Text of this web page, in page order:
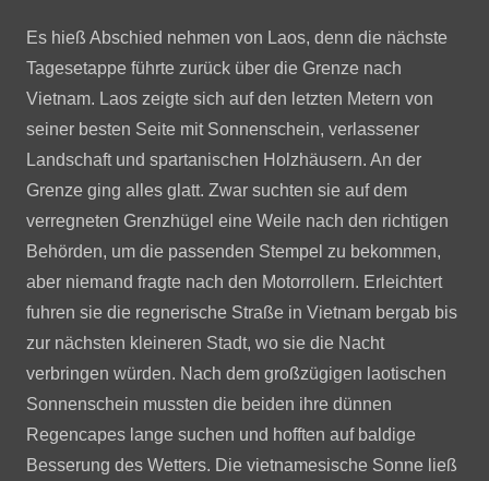
Es hieß Abschied nehmen von Laos, denn die nächste
Tagesetappe führte zurück über die Grenze nach
Vietnam. Laos zeigte sich auf den letzten Metern von
seiner besten Seite mit Sonnenschein, verlassener
Landschaft und spartanischen Holzhäusern. An der
Grenze ging alles glatt. Zwar suchten sie auf dem
verregneten Grenzhügel eine Weile nach den richtigen
Behörden, um die passenden Stempel zu bekommen,
aber niemand fragte nach den Motorrollern. Erleichtert
fuhren sie die regnerische Straße in Vietnam bergab bis
zur nächsten kleineren Stadt, wo sie die Nacht
verbringen würden. Nach dem großzügigen laotischen
Sonnenschein mussten die beiden ihre dünnen
Regencapes lange suchen und hofften auf baldige
Besserung des Wetters. Die vietnamesische Sonne ließ